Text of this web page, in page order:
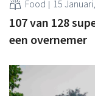
Food 15
107 van 128
een overnemer